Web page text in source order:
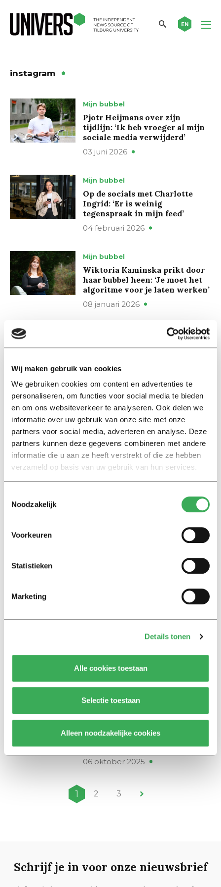
Wij maken gebruik van cookies
We gebruiken cookies om content en advertenties te
personaliseren, om functies voor social media te bieden
en om ons websiteverkeer te analyseren. Ook delen we
informatie over uw gebruik van onze site met onze
partners voor social media, adverteren en analyse. Deze
partners kunnen deze gegevens combineren met andere
informatie die u aan ze heeft verstrekt of die ze hebben
verzameld op basis van uw gebruik van hun services.
Noodzakelijk
Voorkeuren
Statistieken
Marketing
Details tonen
Alle cookies toestaan
Selectie toestaan
Alleen noodzakelijke cookies
EN
instagram
Mijn bubbel
Pjotr Heijmans over zijn
tijdlijn: ‘Ik heb vroeger al mijn
sociale media verwijderd’
03 juni 2026
Mijn bubbel
Op de socials met Charlotte
Ingrid: ‘Er is weinig
tegenspraak in mijn feed’
04 februari 2026
Mijn bubbel
Wiktoria Kaminska prikt door
haar bubbel heen: ‘Je moet het
algoritme voor je laten werken’
08 januari 2026
Influencer Maysa de Oliveira:
work week’
11 december 2025
Interview
Influencer Maysa de Oliveira:
‘We mogen de 40-urige
werkweek best in twijfel
trekken’
04 december 2025
Doomscrollen met Pepijn
Island and Molly-Mae so much?
Geuze?
03 november 2025
Mijn bubbel
bubbel: ‘Ik wil me weer kunnen
vervelen’
06 oktober 2025
1 2 3
Schrijf je in voor onze nieuwsbrief